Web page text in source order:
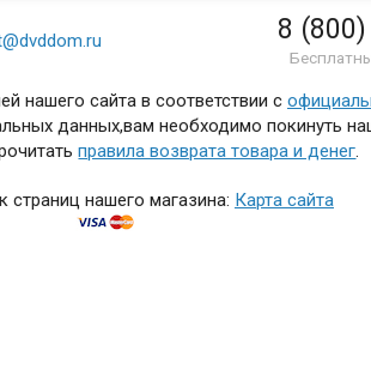
8
нашего сайта в соответствии с
данных,вам необходимо покинуть
правила возврата товара и денег.
страниц нашего магазина: Карта сайта